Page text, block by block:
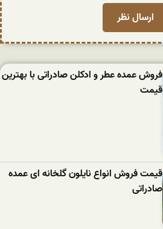
فروش عمده عطر و ادکلن صادراتی با بهترین
قیمت
قیمت فروش انواع نایلون گلخانه ای عمده
صادراتی